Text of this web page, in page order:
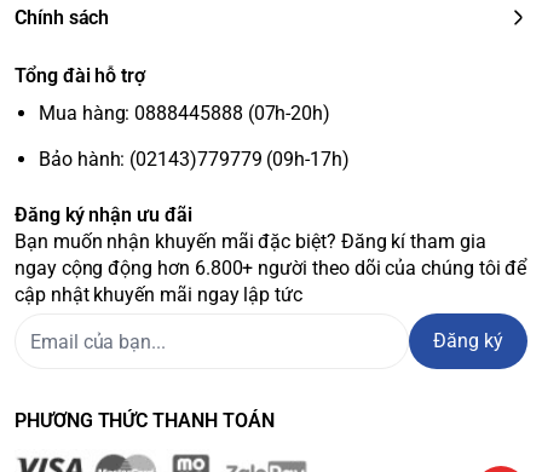
Chính sách
Tổng đài hỗ trợ
Mua hàng: 0888445888 (07h-20h)
Bảo hành: (02143)779779 (09h-17h)
Đăng ký nhận ưu đãi
Bạn muốn nhận khuyến mãi đặc biệt? Đăng kí tham gia
ngay cộng động hơn 6.800+ người theo dõi của chúng tôi để
cập nhật khuyến mãi ngay lập tức
Đăng ký
PHƯƠNG THỨC THANH TOÁN